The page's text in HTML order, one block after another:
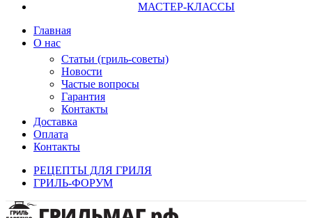
МАСТЕР-КЛАССЫ
Главная
О нас
Статьи (гриль-советы)
Новости
Частые вопросы
Гарантия
Контакты
Доставка
Оплата
Контакты
РЕЦЕПТЫ ДЛЯ ГРИЛЯ
ГРИЛЬ-ФОРУМ